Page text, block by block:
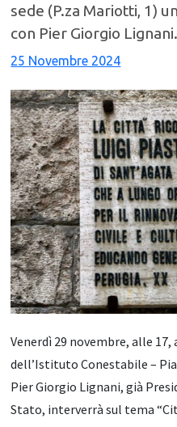
sede (P.za Mariotti, 1)
con Pier Giorgio Lignani.
25 Novembre 2024
Venerdì 29 novembre, alle 17,
dell’Istituto Conestabile –
Pier Giorgio Lignani, già
Stato, interverrà sul tema